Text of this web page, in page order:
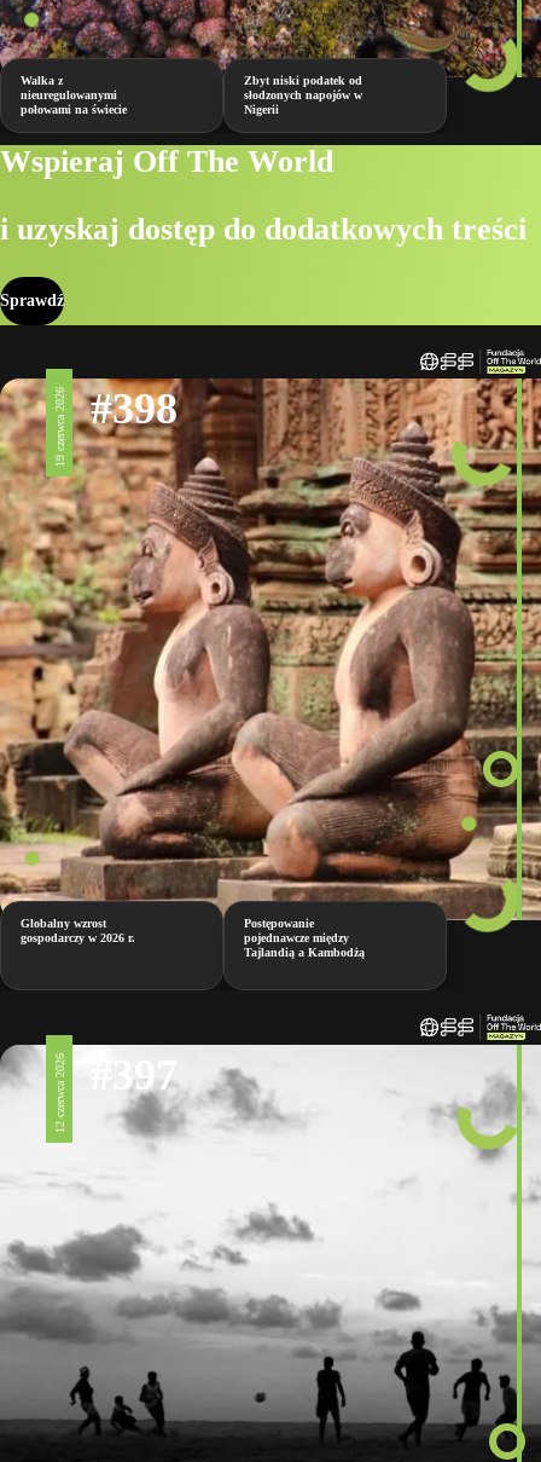
Walka z
nieuregulowanymi
połowami na świecie
Zbyt niski podatek od
słodzonych napojów w
Nigerii
Wspieraj Off The World
i uzyskaj dostęp do dodatkowych treści
Sprawdź
19 czerwca 2026 #398
Globalny wzrost
gospodarczy w 2026 r.
Postępowanie
pojednawcze między
Tajlandią a Kambodżą
12 czerwca 2026 #397